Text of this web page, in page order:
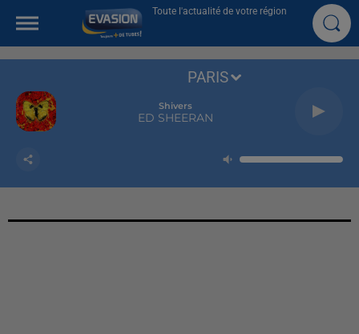
Toute l'actualité de votre région
Shivers
ED SHEERAN
PARIS